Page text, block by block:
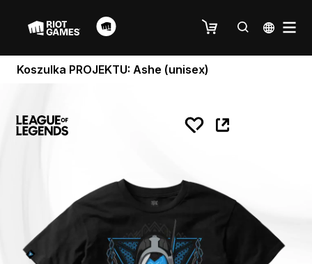
Koszulka PROJEKTU: Ashe (unisex)